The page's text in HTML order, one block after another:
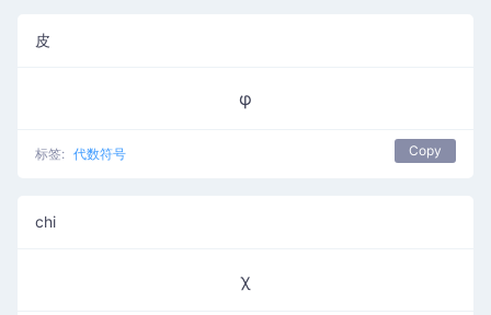
皮
φ
标签: 代数符号 Copy
chi
χ